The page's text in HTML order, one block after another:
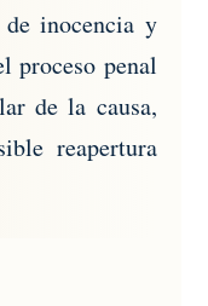
inocencia y
proceso penal
de la causa,
reapertura